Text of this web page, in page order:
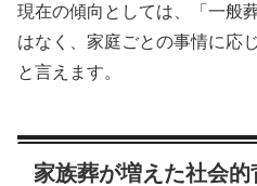
現在の傾向としては、「一般
はなく、家庭ごとの事情に応
と言えます。
家族葬が増えた社会的